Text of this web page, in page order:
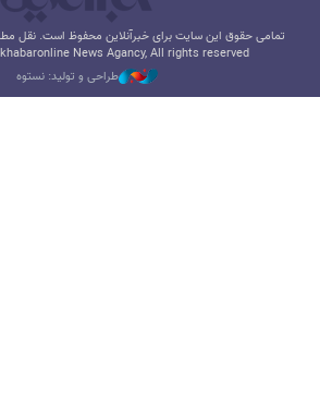
تمامی حقوق این سایت برای خبرآنلاین محفوظ است. نقل
News Agancy, All rights reserved
طراحی و تولید: نستوه